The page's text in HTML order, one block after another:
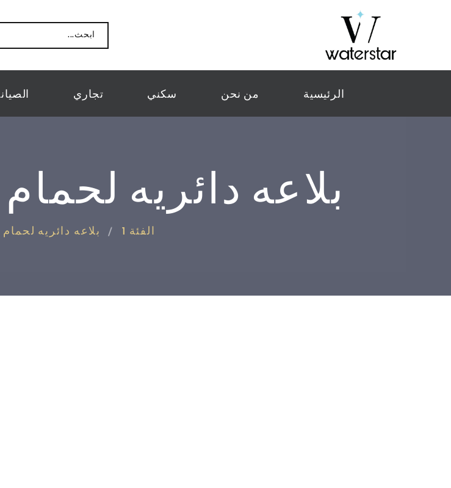
ابحث...
الرئيسية من نحن سكني تجاري
بلاعه دائريه
الفئة 1 بلاعه دائريه